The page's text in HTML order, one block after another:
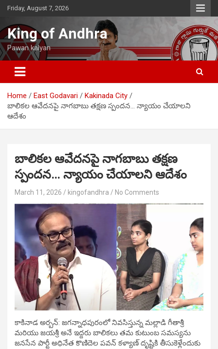
Skip
content
Friday, August 7, 2026
King of Andhra
Pawan kalyan
Home East Godavari
Kakinada City
బాలికల ఆవేదనపై నాగబాబు తక్షణ స్పందన… న్యాయం చేయాలని
ఆదేశం
బాలికల ఆవేదనపై నాగబాబు తక్షణ
స్పందన… న్యాయం చేయాలని ఆదేశం
March 11, 2026 kingofandhra No Comments
కాకినాడ అర్బన్: జగన్నాధపురంలో నివసిస్తున్న మల్లాడి గీతాశ్రీ
మరియు జయశ్రీ అనే ఇద్దరు బాలికలు తమ కుటుంబ సమస్యను
జనసేన పార్టీ అధినేత కొణిదెల పవన్ కళ్యాణ్ దృష్టికి తీసుకెళ్లేందుకు